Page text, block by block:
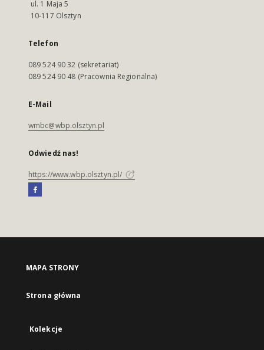
ul. 1 Maja 5
10-117 Olsztyn
Telefon
089 524 90 32 (sekretariat)
089 524 90 48 (Pracownia Regionalna)
E-Mail
wmbc@wbp.olsztyn.pl
Odwiedź nas!
https://www.wbp.olsztyn.pl/
MAPA STRONY
Strona główna
Kolekcje